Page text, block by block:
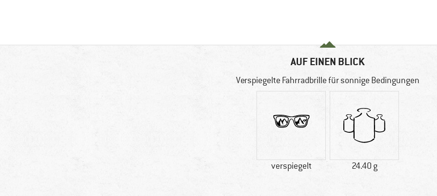
AUF EINEN BLICK
Verspiegelte Fahrradbrille für sonnige Bedingungen
verspiegelt 24.40 g